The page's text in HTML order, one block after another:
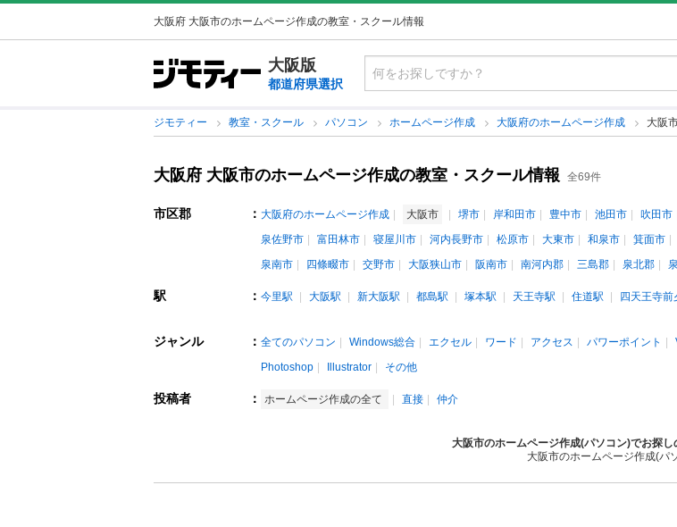
大阪府 大阪市のホームページ作成の教室・スクール情報
大阪版
都道府県選択
ジモティー 教室・スクール パソコン ホームページ作成 大阪府のホームページ作成 大阪
大阪府 大阪市のホームページ作成の教室・スクール情報 全69件
市区郡 ： 大阪府のホームページ作成 大阪市 堺市 岸和田市 豊中市 池田市 吹田市
泉佐野市
富田林市 寝屋川市 河内長野市 松原市 大東市 和泉市 箕面市
泉南市
四條畷市 交野市 大阪狭山市 阪南市 南河内郡 三島郡 泉北郡
駅 ： 今里駅 大阪駅 新大阪駅 都島駅 塚本駅 天王寺駅 住道駅 四天王寺前
ジャンル ： 全てのパソコン Windows総合 エクセル ワード アクセス パワーポイント
Photoshop
Illustrator その他
投稿者 ： ホームページ作成の全て 直接 仲介
大阪市のホームページ作成(パソコン)でお探
大阪市のホームページ作成(パ